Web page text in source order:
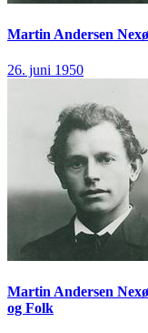
Martin Andersen
26. juni 1950
Martin Andersen
og Folk